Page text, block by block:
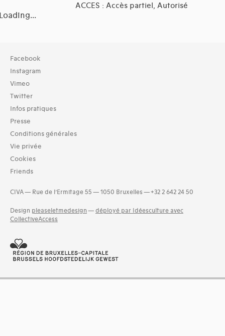
ACCES : Accès partiel, Autorisé
Collection
TOUT (29)
Archives (29)
Typologies documents
Séries (activités) (2)
01-architecture domestique (59)
02-architecture agricole (9)
03-architecture artisanale et industrielle (29)
05-architecture de l'administration et vie publique (36)
07-architecture judiciaire, pénitentiaire, police (4)
08-architecture militaire (7)
and 11 more
Facebook
Instagram
Vimeo
Twitter
Infos pratiques
Presse
Conditions générales
Vie privée
Cookies
Friends
CIVA — Rue de l’Ermitage 55 — 1050 Bruxelles — +32 2 642 24 50
Design pleaseletmedesign — déployé par Idéesculture avec
CollectiveAccess